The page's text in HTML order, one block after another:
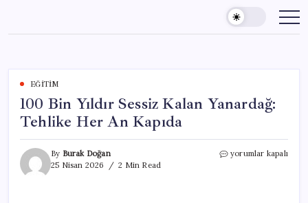
content
EĞITIM
100 Bin Yıldır Sessiz Kalan Yanardağ:
Tehlike Her An Kapıda
By Burak Doğan
25 Nisan 2026
2 Min Read
100
yorumlar kapalı